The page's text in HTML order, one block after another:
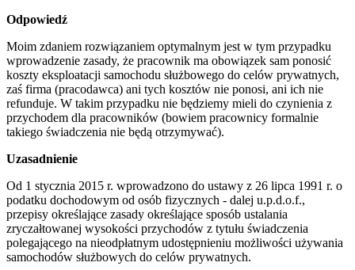
Odpowiedź
Moim zdaniem rozwiązaniem optymalnym jest w tym przypadku
wprowadzenie zasady, że pracownik ma obowiązek sam ponosić
koszty eksploatacji samochodu służbowego do celów prywatnych,
zaś firma (pracodawca) ani tych kosztów nie ponosi, ani ich nie
refunduje. W takim przypadku nie będziemy mieli do czynienia z
przychodem dla pracowników (bowiem pracownicy formalnie
takiego świadczenia nie będą otrzymywać).
Uzasadnienie
Od 1 stycznia 2015 r. wprowadzono do ustawy z 26 lipca 1991 r. o
podatku dochodowym od osób fizycznych - dalej u.p.d.o.f.,
przepisy określające zasady określające sposób ustalania
zryczałtowanej wysokości przychodów z tytułu świadczenia
polegającego na nieodpłatnym udostępnieniu możliwości używania
samochodów służbowych do celów prywatnych.